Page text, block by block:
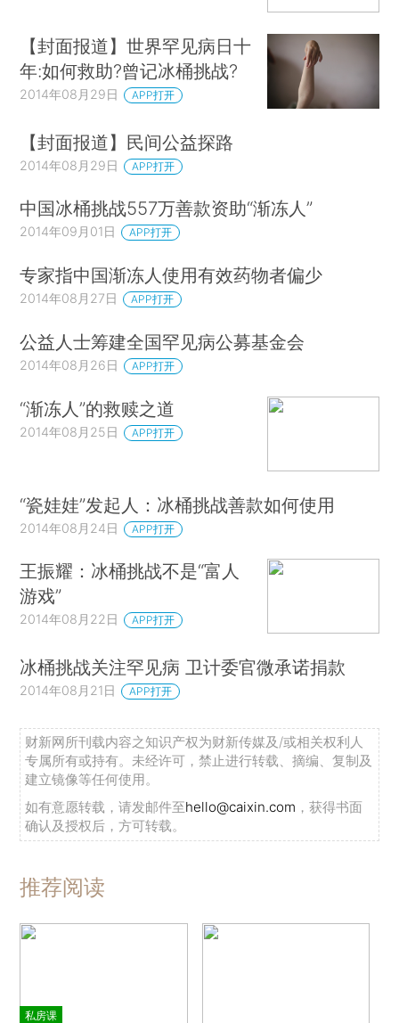
【封面报道】世界罕见病日十
年:如何救助?曾记冰桶挑战?
2014年08月29日 APP打开
【封面报道】民间公益探路
2014年08月29日 APP打开
中国冰桶挑战557万善款资助“渐冻人”
2014年09月01日 APP打开
专家指中国渐冻人使用有效药物者偏少
2014年08月27日 APP打开
公益人士筹建全国罕见病公募基金会
2014年08月26日 APP打开
“渐冻人”的救赎之道
2014年08月25日 APP打开
“瓷娃娃”发起人：冰桶挑战善款如何使用
2014年08月24日 APP打开
王振耀：冰桶挑战不是“富人
游戏”
2014年08月22日 APP打开
冰桶挑战关注罕见病 卫计委官微承诺捐款
2014年08月21日 APP打开
财新网所刊载内容之知识产权为财新传媒及/或相关权利人
专属所有或持有。未经许可，禁止进行转载、摘编、复制及
建立镜像等任何使用。
如有意愿转载，请发邮件至hello@caixin.com ，获得书面
确认及授权后，方可转载。
推荐阅读
私房课